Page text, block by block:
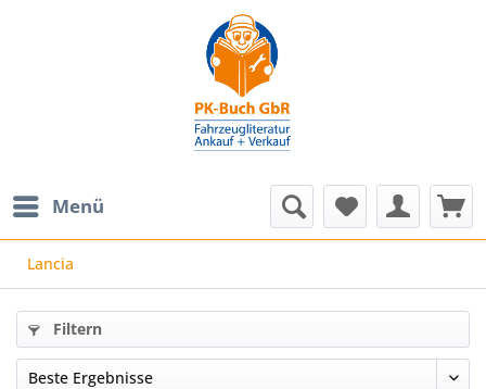
Menü
Lancia
Filtern